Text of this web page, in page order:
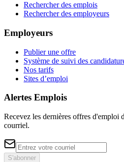
Rechercher des emplois
Rechercher des employeurs
Employeurs
Publier une offre
Système de suivi des
Nos tarifs
Sites d’emploi
Alertes Emplois
Recevez les dernières offres d'emploi
courriel.
S'abonner